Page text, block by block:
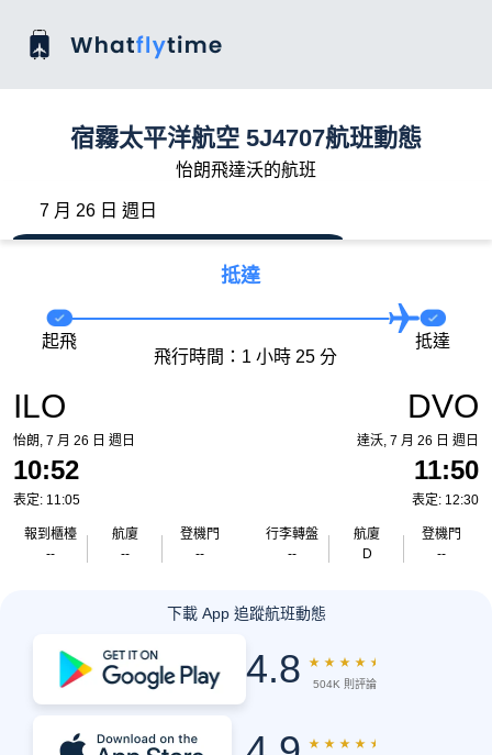
宿霧太平洋航空 5J4707航班動態
怡朗飛達沃的航班
7 月 26 日 週日
抵達
ILO
怡朗, 7 月 26 日 週日
10:52
表定: 11:05
報到櫃檯
--
航廈
--
登機門
--
起飛
飛行時間：1 小時 25 分
抵達
DVO
達沃, 7 月 26 日 週日
11:50
表定: 12:30
行李轉盤
--
航廈
D
登機門
--
下載 App 追蹤航班動態
4.8 ★ ★ ★ ★ ★
504K 則評論
★ ★ ★ ★ ★